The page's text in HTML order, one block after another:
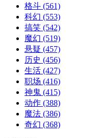
格斗 (561)
科幻 (553)
搞笑 (542)
魔幻 (519)
悬疑 (457)
历史 (456)
生活 (427)
职场 (416)
神鬼 (415)
动作 (388)
魔法 (386)
奇幻 (368)